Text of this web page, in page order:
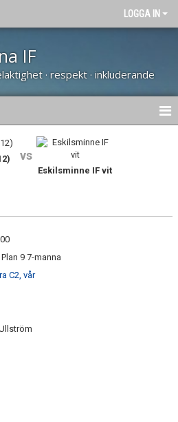
LOGGA IN
IF
· respekt · inkluderande
vs
Eskilsminne IF vit
9 7-manna
C2, vår